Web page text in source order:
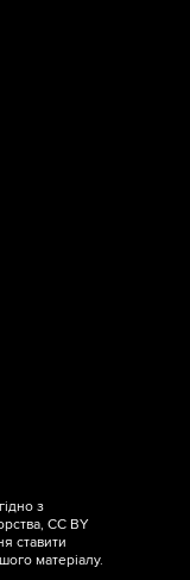
з
CC BY
ставити
матеріалу.